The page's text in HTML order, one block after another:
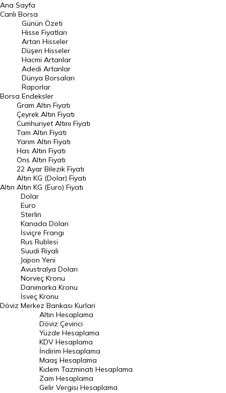
BIST 100 Hisseleri
En Çok Artan Hisseler
En Çok Düşen Hisseler
Hacmi Artanlar
Geçmiş Kapanışlar
Dünya Borsaları
Raporlar
Endeksler
DÖVİZ
Döviz Kuru
Dolar Kuru
Euro Kuru
Pound Kuru
Frank Kuru
Riyal Kuru
Avustralya Doları
Danimarka Kronu Kuru
Kanada Doları Kuru
Norveç Kronu Kuru
İsveç Kronu Kuru
Japon Yeni Kuru
Serbest Piyasa Döviz Kurları
Merkez Bankası Döviz Kurları
Ana Sayfa
Canlı Borsa
Borsa
Günün Özeti
Hisse Fiyatları
Artan Hisseler
Düşen Hisseler
Hacmi Artanlar
Adedi Artanlar
Dünya Borsaları
Raporlar
Endeksler
Altın
Gram Altın Fiyatı
Çeyrek Altın Fiyatı
Cumhuriyet Altını Fiyatı
Tam Altın Fiyatı
Yarım Altın Fiyatı
Has Altın Fiyatı
Ons Altın Fiyatı
22 Ayar Bilezik Fiyatı
Altın KG (Dolar) Fiyatı
Altın KG (Euro) Fiyatı
Döviz
Dolar
Euro
Sterlin
Kanada Doları
İsviçre Frangı
Rus Rublesi
Suudi Riyali
Japon Yeni
Avustralya Doları
Norveç Kronu
Danimarka Kronu
İsveç Kronu
Merkez Bankası Kurlari
Altın Hesaplama
Döviz Çevirici
Yüzde Hesaplama
KDV Hesaplama
İndirim Hesaplama
Maaş Hesaplama
Kıdem Tazminatı Hesaplama
Zam Hesaplama
Gelir Vergisi Hesaplama